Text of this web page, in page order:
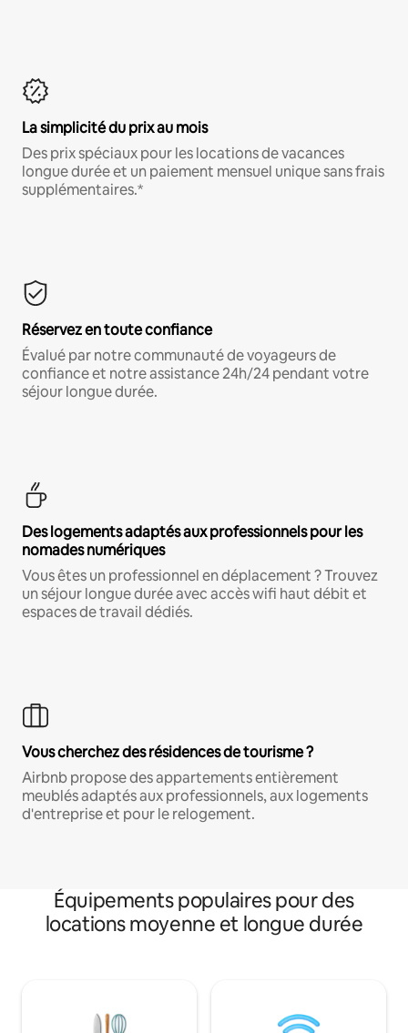
La simplicité du prix au mois
Des prix spéciaux pour les locations de vacances
longue durée et un paiement mensuel unique sans frais
supplémentaires.*
Réservez en toute confiance
Évalué par notre communauté de voyageurs de
confiance et notre assistance 24h/24 pendant votre
séjour longue durée.
Des logements adaptés aux professionnels pour les
nomades numériques
Vous êtes un professionnel en déplacement ? Trouvez
un séjour longue durée avec accès wifi haut débit et
espaces de travail dédiés.
Vous cherchez des résidences de tourisme ?
Airbnb propose des appartements entièrement
meublés adaptés aux professionnels, aux logements
d'entreprise et pour le relogement.
Équipements populaires pour des
locations moyenne et longue durée